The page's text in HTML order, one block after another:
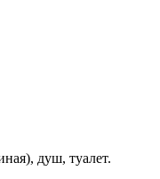
душ, туалет.